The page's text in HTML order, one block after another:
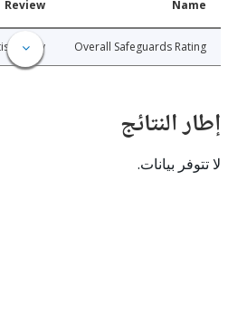
Overall Safeguards
Satisfactory
بيانات.